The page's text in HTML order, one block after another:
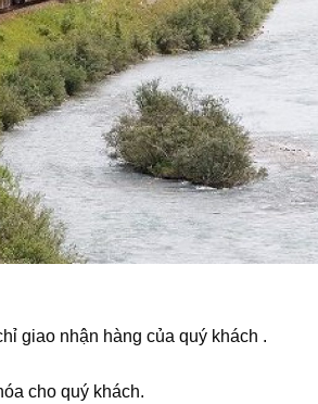
giao nhận hàng của quý khách .
cho quý khách.